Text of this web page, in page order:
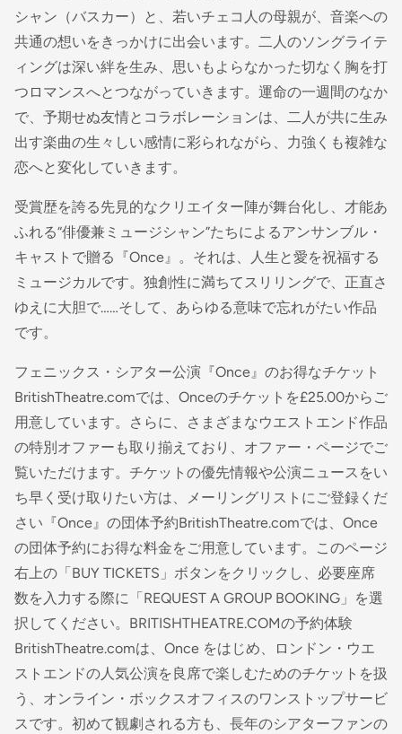
シャン（バスカー）と、若いチェコ人の母親が、音楽への
共通の想いをきっかけに出会います。二人のソングライテ
ィングは深い絆を生み、思いもよらなかった切なく胸を打
つロマンスへとつながっていきます。運命の一週間のなか
で、予期せぬ友情とコラボレーションは、二人が共に生み
出す楽曲の生々しい感情に彩られながら、力強くも複雑な
恋へと変化していきます。
受賞歴を誇る先見的なクリエイター陣が舞台化し、才能あ
ふれる“俳優兼ミュージシャン”たちによるアンサンブル・
キャストで贈る『Once』。それは、人生と愛を祝福する
ミュージカルです。独創性に満ちてスリリングで、正直さ
ゆえに大胆で……そして、あらゆる意味で忘れがたい作品
です。
フェニックス・シアター公演『Once』のお得なチケット
BritishTheatre.comでは、Onceのチケットを£25.00からご
用意しています。さらに、さまざまなウエストエンド作品
の特別オファーも取り揃えており、オファー・ページでご
覧いただけます。チケットの優先情報や公演ニュースをい
ち早く受け取りたい方は、メーリングリストにご登録くだ
さい『Once』の団体予約BritishTheatre.comでは、Once
の団体予約にお得な料金をご用意しています。このページ
右上の「BUY TICKETS」ボタンをクリックし、必要座席
数を入力する際に「REQUEST A GROUP BOOKING」を選
択してください。BRITISHTHEATRE.COMの予約体験
BritishTheatre.comは、Once をはじめ、ロンドン・ウエ
ストエンドの人気公演を良席で楽しむためのチケットを扱
う、オンライン・ボックスオフィスのワンストップサービ
スです。初めて観劇される方も、長年のシアターファンの